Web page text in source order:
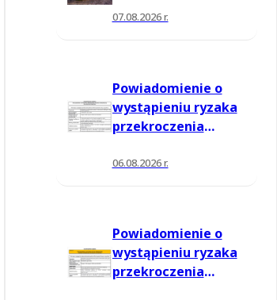
07.08.2026 r.
Powiadomienie o
wystąpieniu ryzaka
przekroczenia
informowania dla
06.08.2026 r.
Powiadomienie o
wystąpieniu ryzaka
przekroczenia